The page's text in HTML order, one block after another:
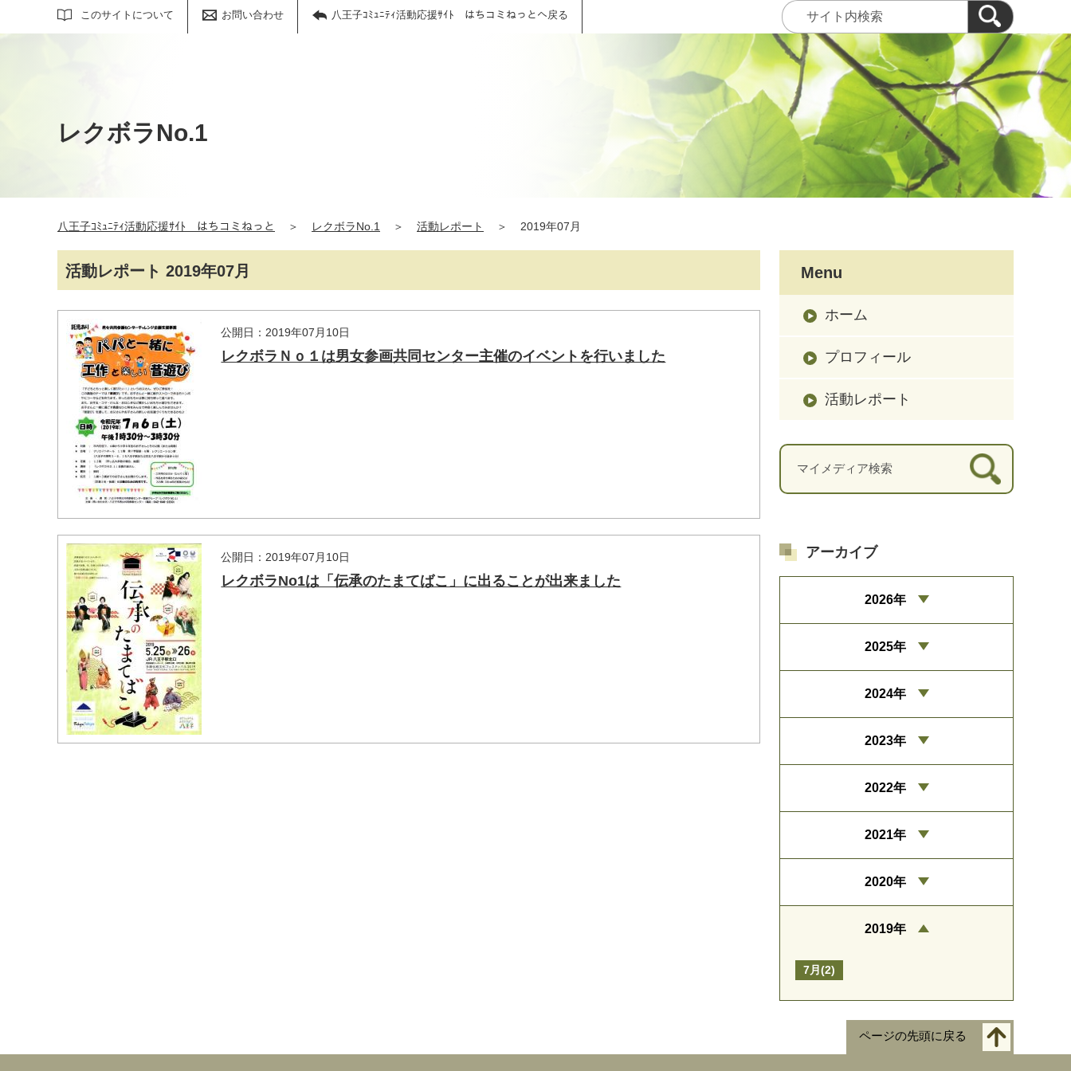
このサイトについて お問い合わせ 八王子ｺﾐｭﾆﾃｨ活動応援ｻｲﾄ はちコミねっとへ戻る
サイト内検索
レクボラNo.1
八王子ｺﾐｭﾆﾃｨ活動応援ｻｲﾄ はちコミねっと ＞ レクボラNo.1 ＞ 活動レポート ＞ 2019年07月
活動レポート 2019年07月
公開日：2019年07月10日
レクボラＮｏ１は男女参画共同センター主催のイベントを行いました
公開日：2019年07月10日
レクボラNo1は「伝承のたまてばこ」に出ることが出来ました
Menu
ホーム
プロフィール
活動レポート
マイメディア検索
アーカイブ
2026年
2025年
2024年
2023年
2022年
2021年
2020年
2019年
7月(2)
ページの先頭に戻る